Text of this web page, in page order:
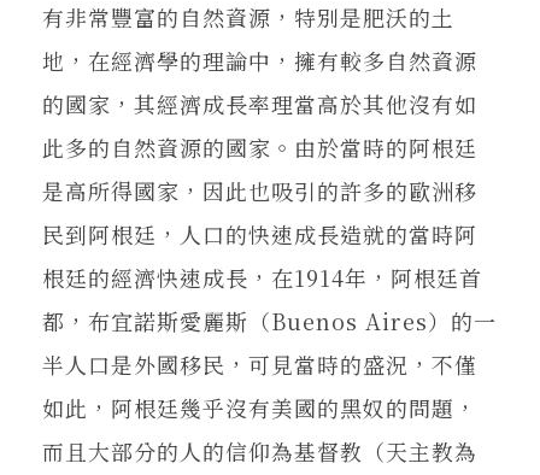
有非常豐富的自然資源，特別是肥沃的土
地，在經濟學的理論中，擁有較多自然資源
的國家，其經濟成長率理當高於其他沒有如
此多的自然資源的國家。由於當時的阿根廷
是高所得國家，因此也吸引的許多的歐洲移
民到阿根廷，人口的快速成長造就的當時阿
根廷的經濟快速成長，在1914年，阿根廷首
都，布宜諾斯愛麗斯（Buenos Aires）的一
半人口是外國移民，可見當時的盛況，不僅
如此，阿根廷幾乎沒有美國的黑奴的問題，
而且大部分的人的信仰為基督教（天主教為